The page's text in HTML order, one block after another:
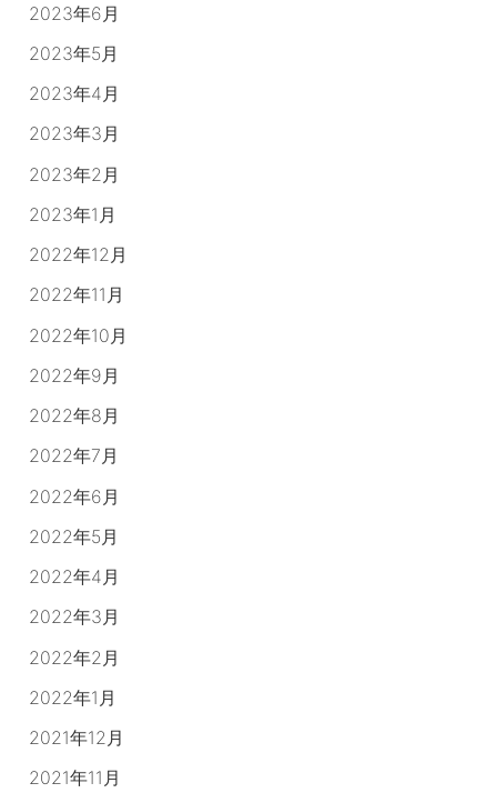
2023年6月
2023年5月
2023年4月
2023年3月
2023年2月
2023年1月
2022年12月
2022年11月
2022年10月
2022年9月
2022年8月
2022年7月
2022年6月
2022年5月
2022年4月
2022年3月
2022年2月
2022年1月
2021年12月
2021年11月